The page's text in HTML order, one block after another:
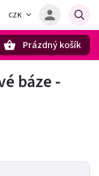
CZK
Prázdný košík
báze -